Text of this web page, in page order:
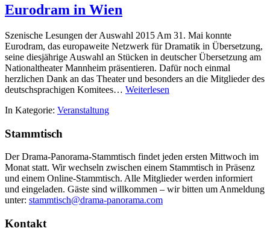
Eurodram in Wien
Szenische Lesungen der Auswahl 2015 Am 31. Mai konnte
Eurodram, das europaweite Netzwerk für Dramatik in Übersetzung,
seine diesjährige Auswahl an Stücken in deutscher Übersetzung am
Nationaltheater Mannheim präsentieren. Dafür noch einmal
herzlichen Dank an das Theater und besonders an die Mitglieder des
deutschsprachigen Komitees… Weiterlesen
In Kategorie: Veranstaltung
Stammtisch
Der Drama-Panorama-Stammtisch findet jeden ersten Mittwoch im
Monat statt. Wir wechseln zwischen einem Stammtisch in Präsenz
und einem Online-Stammtisch. Alle Mitglieder werden informiert
und eingeladen. Gäste sind willkommen – wir bitten um Anmeldung
unter: stammtisch@drama-panorama.com
Kontakt